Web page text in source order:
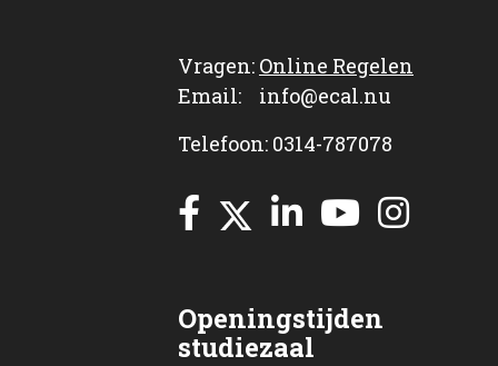
Vragen: Online Regelen
Email: info@ecal.nu
Telefoon: 0314-787078
Openingstijden
studiezaal